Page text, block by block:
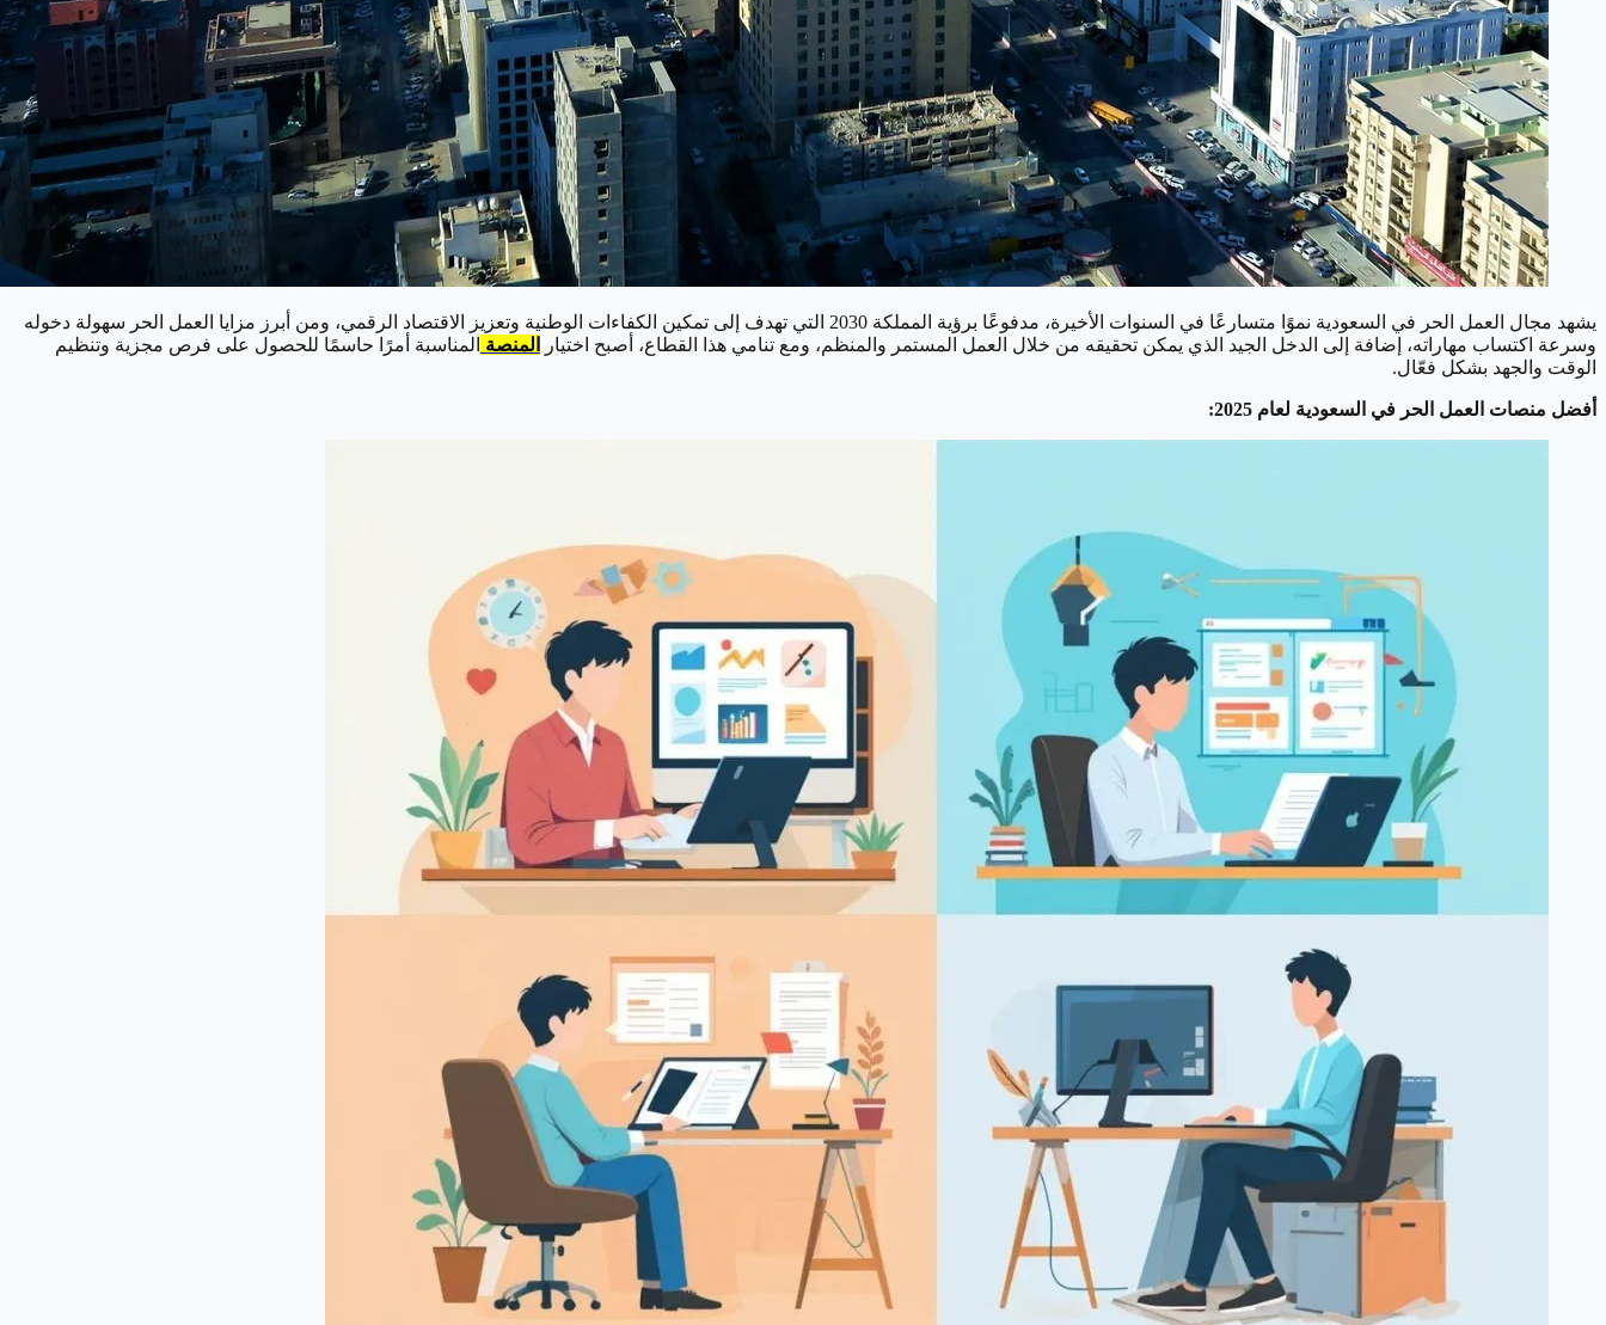
يشهد مجال العمل الحر في السعودية نموًا متسارعًا في السنوات الأخيرة، مدفوعًا برؤية المملكة 2030 التي تهدف إلى تمكين الكفاءات الوطنية وتعزيز الاقتصاد الرقمي، ومن أبرز مزايا العمل الحر سهولة دخوله
وسرعة اكتساب مهاراته، إضافة إلى الدخل الجيد الذي يمكن تحقيقه من خلال العمل المستمر والمنظم، ومع تنامي هذا القطاع، أصبح اختيار
المنصة المناسبة أمرًا حاسمًا للحصول على فرص مجزية وتنظيم
الوقت والجهد بشكل فعّال.
أفضل منصات العمل الحر في السعودية لعام 2025: